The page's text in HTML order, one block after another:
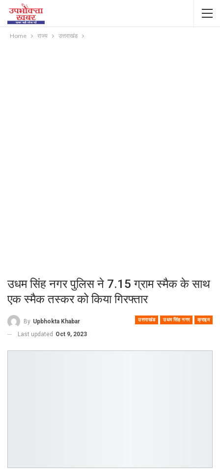
Home राज्य उत्तराखंड
उधम सिंह नगर पुलिस ने 7.15 ग्राम स्मैक के साथ
एक स्मैक तस्कर को किया गिरफ्तार
उत्तराखंड उधम सिंह नगर क्राइम
By Upbhokta Khabar
Last updated Oct 9, 2023